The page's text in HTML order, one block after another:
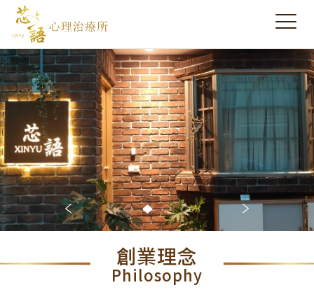
創業理念
Philosophy